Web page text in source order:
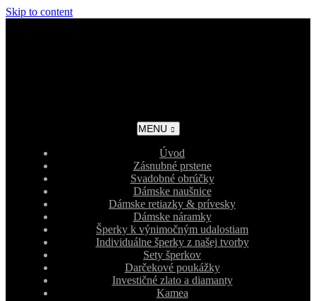
Skip to content
MENU
Úvod
Zásnubné prstene
Svadobné obrúčky
Dámske naušnice
Dámske retiazky & prívesky
Dámske náramky
Šperky k výnimočným udalostiam
Individuálne šperky z našej tvorby
Sety šperkov
Darčekové poukážky
Investičné zlato a diamanty
Kamea